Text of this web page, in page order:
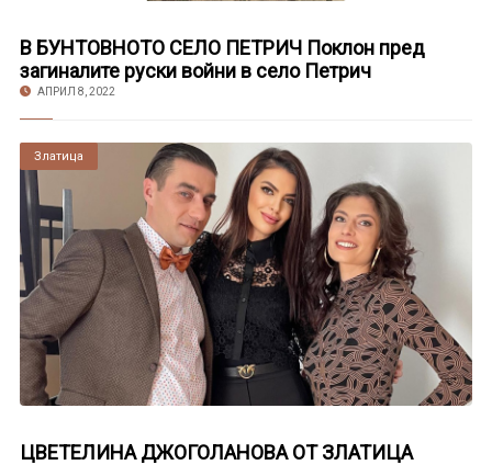
В БУНТОВНОТО СЕЛО ПЕТРИЧ Поклон пред
загиналите руски войни в село Петрич
АПРИЛ 8, 2022
Златица
ЦВЕТЕЛИНА ДЖОГОЛАНОВА ОТ ЗЛАТИЦА